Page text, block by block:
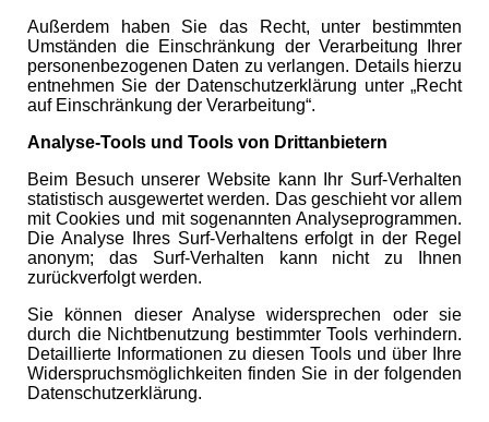
Außerdem haben Sie das Recht, unter bestimmten
Umständen die Einschränkung der Verarbeitung Ihrer
personenbezogenen Daten zu verlangen. Details hierzu
entnehmen Sie der Datenschutzerklärung unter „Recht
auf Einschränkung der Verarbeitung“.
Analyse-Tools und Tools von Drittanbietern
Beim Besuch unserer Website kann Ihr Surf-Verhalten
statistisch ausgewertet werden. Das geschieht vor allem
mit Cookies und mit sogenannten Analyseprogrammen.
Die Analyse Ihres Surf-Verhaltens erfolgt in der Regel
anonym; das Surf-Verhalten kann nicht zu Ihnen
zurückverfolgt werden.
Sie können dieser Analyse widersprechen oder sie
durch die Nichtbenutzung bestimmter Tools verhindern.
Detaillierte Informationen zu diesen Tools und über Ihre
Widerspruchsmöglichkeiten finden Sie in der folgenden
Datenschutzerklärung.